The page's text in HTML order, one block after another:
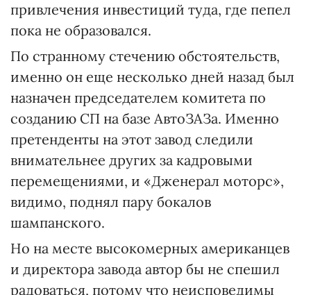
привлечения инвестиций туда, где пепел
пока не образовался.
По странному стечению обстоятельств,
именно он еще несколько дней назад был
назначен председателем комитета по
созданию СП на базе АвтоЗАЗа. Именно
претенденты на этот завод следили
внимательнее других за кадровыми
перемещениями, и «Дженерал моторс»,
видимо, поднял пару бокалов
шампанского.
Но на месте высокомерных американцев
и директора завода автор бы не спешил
радоваться, потому что неисповедимы